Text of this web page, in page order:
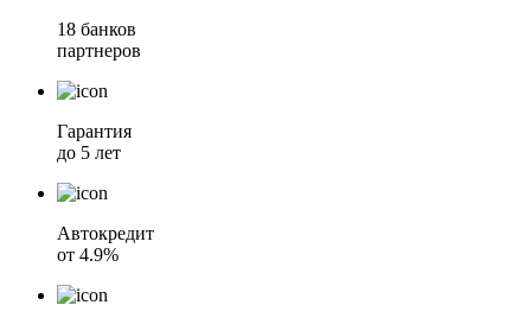
18 банков
партнеров
Гарантия
до 5 лет
Автокредит
от 4.9%